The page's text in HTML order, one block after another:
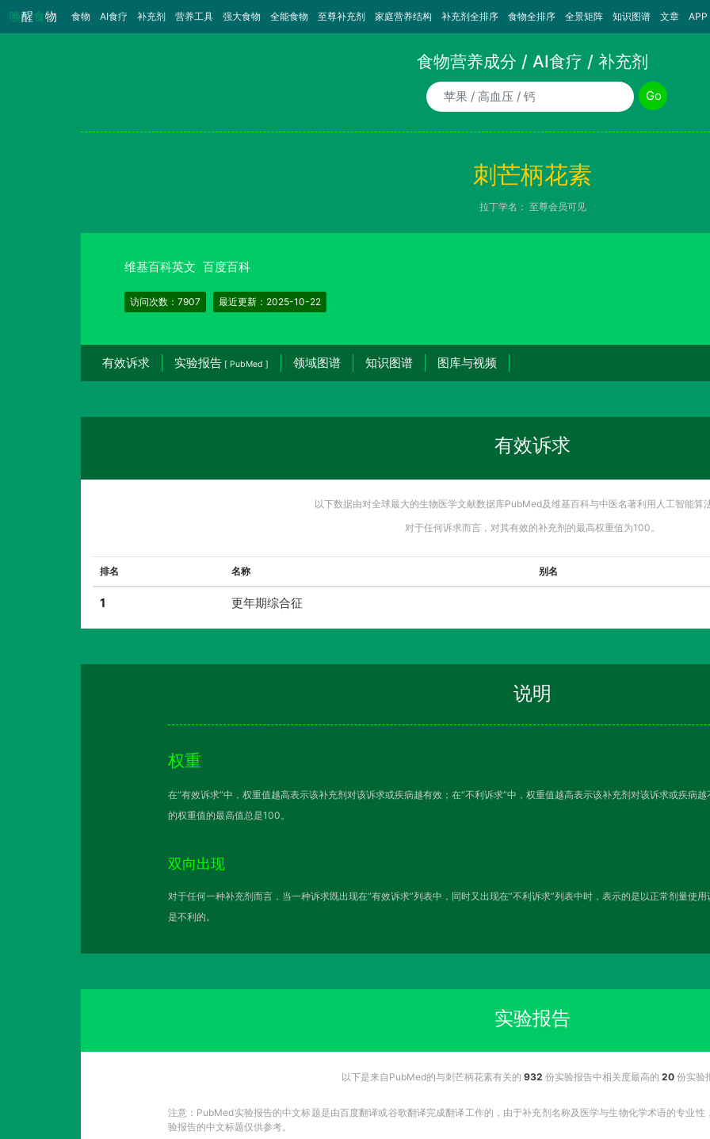
唤醒食物 食物 （当前）
AI食疗 补充剂 营养工具 强大食物 全能食物 至尊补充剂 家庭营养结构 补充剂全排序 食物全排序 全景矩阵 知识图谱 文章 APP
食物营养成分 / AI食疗 / 补充剂
食物/AI食疗诉求/补充剂名称
Go
刺芒柄花素
拉丁学名： 至尊会员可见
维基百科英文 百度百科
访问次数：7907 最近更新：2025-10-22
有效诉求 实验报告 [ PubMed ] 领域图谱 知识图谱 图库与视频
有效诉求
以下数据由对全球最大的生物医学文献数据库PubMed及维基百科与中医名著利用人工智能算
对于任何诉求而言，对其有效的补充剂的最高权重值为100。
排名 名称 别名
1 更年期综合征
说明
权重
在“有效诉求”中，权重值越高表示该补充剂对该诉求或疾病越有效；在“不利诉求”中，权重值越高表示该补充剂对该诉求或疾病
的权重值的最高值总是100。
双向出现
对于任何一种补充剂而言，当一种诉求既出现在“有效诉求”列表中，同时又出现在“不利诉求”列表中时，表示的是以正常剂量使
是不利的。
实验报告
以下是来自PubMed的与刺芒柄花素有关的 932 份实验报告中相关度最高的 20份实验
注意：PubMed实验报告的中文标题是由百度翻译或谷歌翻译完成翻译工作的，由于补充剂名称及医学与生物化学术语的专业
验报告的中文标题仅供参考。